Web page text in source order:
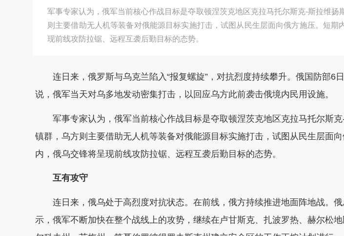
军事专家认为，俄军当前核心作战目标是夺取顿涅茨克地区克拉马托尔斯克-斯拉维扬
则主要借助无人机等装备对俄能源目标实施打击，试图从民生层面向俄方施压。短期
现前线攻防拉锯、远程互袭后勤目标的态势。
连日来，俄罗斯与乌克兰陷入“报复螺旋”，对抗烈度持续攀升。俄国防部6
说，俄军当天对乌多地发动密集打击，以回应乌方此前袭击俄境内民用设施。
军事专家认为，俄军当前核心作战目标是夺取顿涅茨克地区克拉马托尔斯
镇群，乌方则主要借助无人机等装备对俄能源目标实施打击，试图从民生层面
内，俄乌交锋将呈现前线攻防拉锯、远程互袭后勤目标的态势。
互有攻守
连日来，俄乌处于高烈度对抗状态。在前线，俄方持续推进地面阵地战。
示，俄军不断加快在整个战线上的攻势，继续在卢甘斯克、扎波罗热、赫尔松